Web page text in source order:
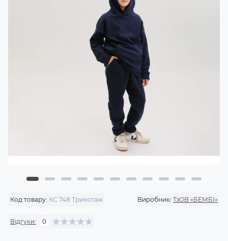
Код товару: КС 748 Трикотаж Виробник: ТзОВ «БЕМБІ»
Відгуки: 0